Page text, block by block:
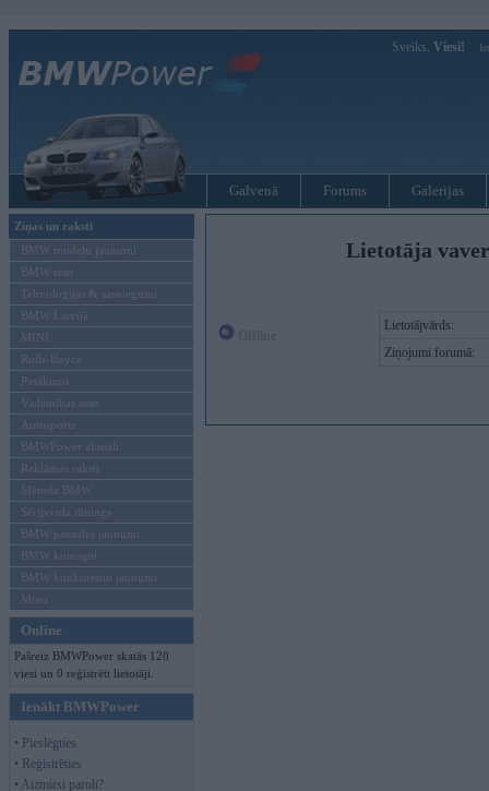
Sveiks, Viesi!
Galvenā Forums Galerijas
Ziņas un raksti
BMW modeļu jaunumi
BMW testi
Tehnoloģijas & sasniegumi
BMW Latvijā
MINI
Rolls-Royce
Pasākumi
Vadāmības tests
Autosports
BMWPower aktuāli
Reklāmas raksti
Mēneša BMW
Sērijveida tūnings
BMW pasaules jaunumi
BMW koncepti
BMW konkurentu jaunumi
Moto
Online
Pašreiz BMWPower skatās 120
viesi un 0 reģistrēti lietotāji.
Ienākt BMWPower
• Pieslēgties
• Reģistrēties
• Aizmirsi paroli?
Lietotāja
Lietotājvārds:
Ziņojumi forumā: